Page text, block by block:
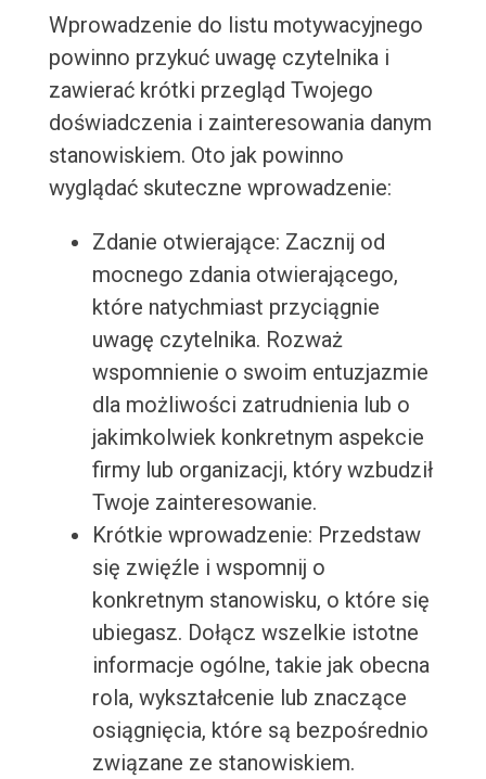
Wprowadzenie do listu motywacyjnego
powinno przykuć uwagę czytelnika i
zawierać krótki przegląd Twojego
doświadczenia i zainteresowania danym
stanowiskiem. Oto jak powinno
wyglądać skuteczne wprowadzenie:
Zdanie otwierające: Zacznij od
mocnego zdania otwierającego,
które natychmiast przyciągnie
uwagę czytelnika. Rozważ
wspomnienie o swoim entuzjazmie
dla możliwości zatrudnienia lub o
jakimkolwiek konkretnym aspekcie
firmy lub organizacji, który wzbudził
Twoje zainteresowanie.
Krótkie wprowadzenie: Przedstaw
się zwięźle i wspomnij o
konkretnym stanowisku, o które się
ubiegasz. Dołącz wszelkie istotne
informacje ogólne, takie jak obecna
rola, wykształcenie lub znaczące
osiągnięcia, które są bezpośrednio
związane ze stanowiskiem.